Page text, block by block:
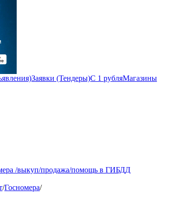
Заявки (Тендеры)С 1 рубляМагазины
/выкуп/продажа/помощь в ГИБДД
/Госномера/